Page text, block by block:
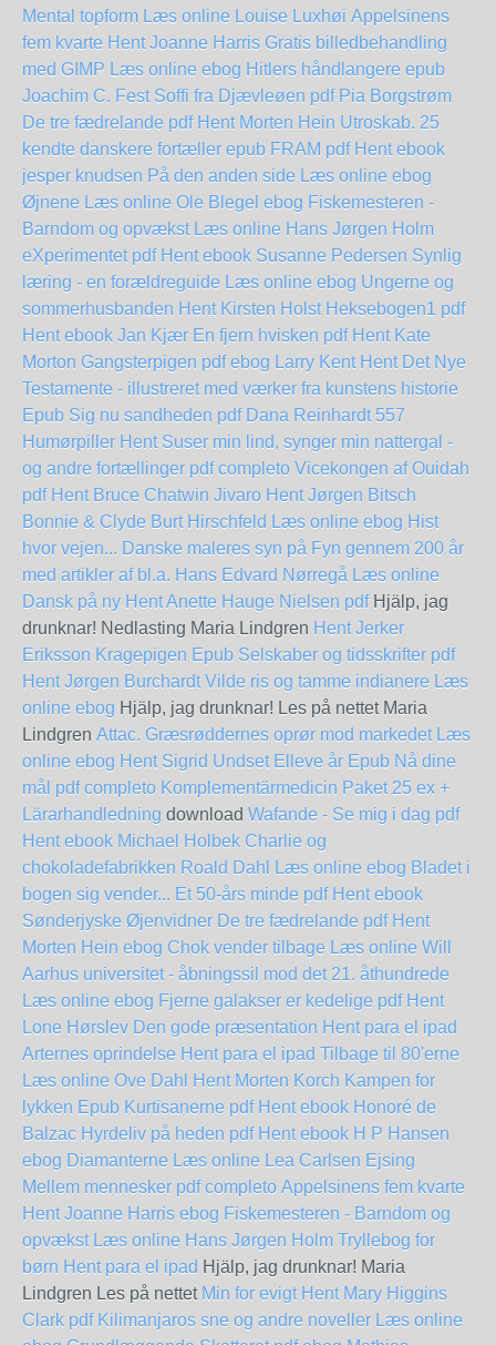
Mental topform Læs online Louise Luxhøi Appelsinens
fem kvarte Hent Joanne Harris Gratis billedbehandling
med GIMP Læs online ebog Hitlers håndlangere epub
Joachim C. Fest Soffi fra Djævleøen pdf Pia Borgstrøm
De tre fædrelande pdf Hent Morten Hein Utroskab. 25
kendte danskere fortæller epub FRAM pdf Hent ebook
jesper knudsen På den anden side Læs online ebog
Øjnene Læs online Ole Blegel ebog Fiskemesteren -
Barndom og opvækst Læs online Hans Jørgen Holm
eXperimentet pdf Hent ebook Susanne Pedersen Synlig
læring - en forældreguide Læs online ebog Ungerne og
sommerhusbanden Hent Kirsten Holst Heksebogen1 pdf
Hent ebook Jan Kjær En fjern hvisken pdf Hent Kate
Morton Gangsterpigen pdf ebog Larry Kent Hent Det Nye
Testamente - illustreret med værker fra kunstens historie
Epub Sig nu sandheden pdf Dana Reinhardt 557
Humørpiller Hent Suser min lind, synger min nattergal -
og andre fortællinger pdf completo Vicekongen af Ouidah
pdf Hent Bruce Chatwin Jivaro Hent Jørgen Bitsch
Bonnie & Clyde Burt Hirschfeld Læs online ebog Hist
hvor vejen... Danske maleres syn på Fyn gennem 200 år
med artikler af bl.a. Hans Edvard Nørregå Læs online
Dansk på ny Hent Anette Hauge Nielsen pdfHjälp, jag
drunknar! Nedlasting Maria Lindgren Hent Jerker
Eriksson Kragepigen Epub Selskaber og tidsskrifter pdf
Hent Jørgen Burchardt Vilde ris og tamme indianere Læs
online ebog Hjälp, jag drunknar! Les på nettet Maria
Lindgren Attac. Græsrøddernes oprør mod markedet Læs
online ebog Hent Sigrid Undset Elleve år Epub Nå dine
mål pdf completo Komplementärmedicin Paket 25 ex +
Lärarhandledning download Wafande - Se mig i dag pdf
Hent ebook Michael Holbek Charlie og
chokoladefabrikken Roald Dahl Læs online ebog Bladet i
bogen sig vender... Et 50-års minde pdf Hent ebook
Sønderjyske Øjenvidner De tre fædrelande pdf Hent
Morten Hein ebog Chok vender tilbage Læs online Will
Aarhus universitet - åbningssil mod det 21. åthundrede
Læs online ebog Fjerne galakser er kedelige pdf Hent
Lone Hørslev Den gode præsentation Hent para el ipad
Arternes oprindelse Hent para el ipad Tilbage til 80'erne
Læs online Ove Dahl
Hent Morten Korch Kampen for
lykken Epub Kurtisanerne pdf Hent ebook Honoré de
Balzac Hyrdeliv på heden pdf Hent ebook H P Hansen
ebog Diamanterne Læs online Lea Carlsen Ejsing
Mellem mennesker pdf completo Appelsinens fem kvarte
Hent Joanne Harris ebog Fiskemesteren - Barndom og
opvækst Læs online Hans Jørgen Holm Tryllebog for
børn Hent para el ipad Hjälp, jag drunknar! Maria
Lindgren Les på nettet Min for evigt Hent Mary Higgins
Clark pdf Kilimanjaros sne og andre noveller Læs online